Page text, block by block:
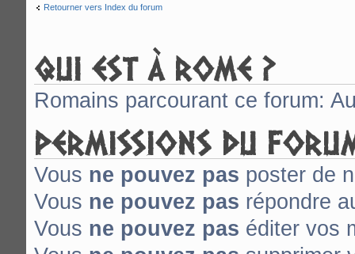
Retourner vers Index du forum
QUI EST À ROME ?
Romains parcourant ce forum:
PERMISSIONS DU
Vous ne pouvez pas poster de
Vous ne pouvez pas répondre
Vous ne pouvez pas éditer vos